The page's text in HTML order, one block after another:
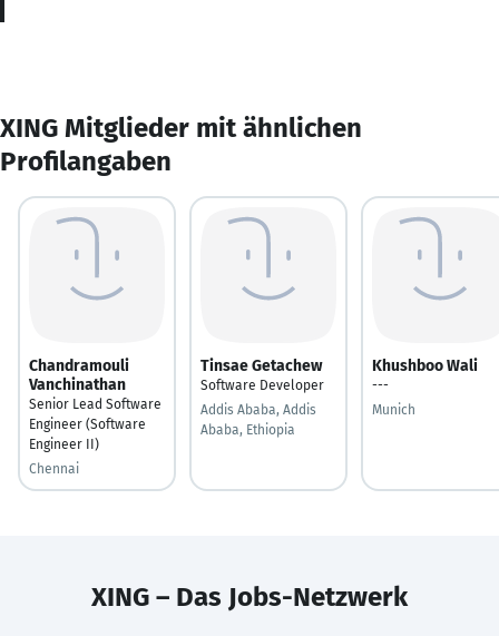
XING Mitglieder mit ähnlichen
Profilangaben
Chandramouli
Vanchinathan
Senior Lead Software
Engineer (Software
Engineer II)
Chennai
Tinsae Getachew
Software Developer
Addis Ababa, Addis
Ababa, Ethiopia
Khushboo Wali
---
Munich
XING – Das Jobs-Netzwerk